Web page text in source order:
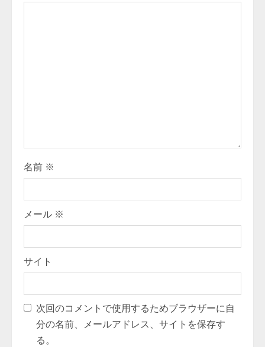
u
i
n
g
名前 ※
メール ※
サイト
次回のコメントで使用するためブラウザーに自
分の名前、メールアドレス、サイトを保存す
る。